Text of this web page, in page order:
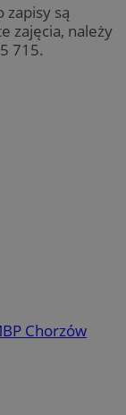
zapisy są
zajęcia, należy
715.
Chorzów